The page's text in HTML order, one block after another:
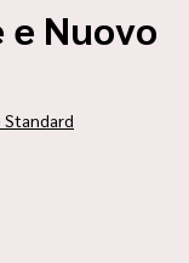
e Nuovo